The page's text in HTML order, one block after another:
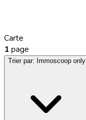
Carte
1 page
Trier par: Immoscoop only